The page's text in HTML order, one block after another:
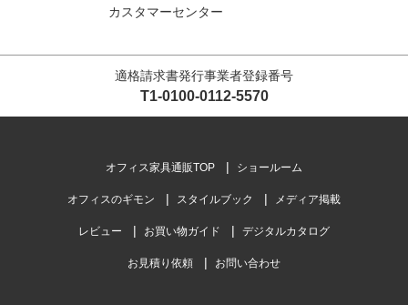
カスタマーセンター
適格請求書発行事業者登録番号
T1-0100-0112-5570
オフィス家具通販TOP ショールーム
オフィスのギモン スタイルブック メディア掲載
レビュー お買い物ガイド デジタルカタログ
お見積り依頼 お問い合わせ